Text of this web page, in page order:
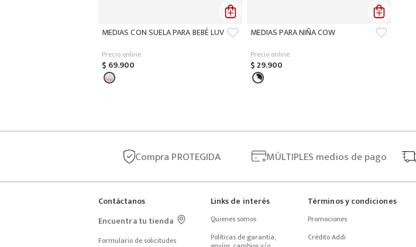
MEDIAS CON SUELA PARA BEBÉ LUV
Precio online
$ 69.900
MEDIAS PARA NIÑA COW
Precio online
$29.900
Compra PROTEGIDA MÚLTIPLES medios de pago
Contáctanos
Encuentra tu tienda
Formulario de solicitudes
Links de interés
Quienes somos
Políticas de garantía,
Términos y condiciones
Promociones
Crédito Addi